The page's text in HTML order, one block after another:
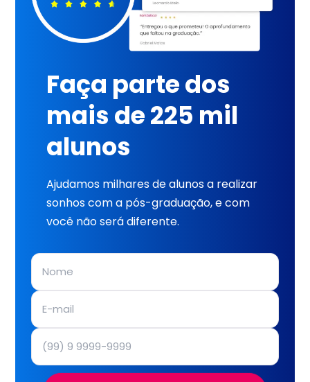
Faça parte dos
mais de 225 mil
alunos
Ajudamos milhares de alunos a realizar
sonhos com a pós-graduação, e com
você não será diferente.